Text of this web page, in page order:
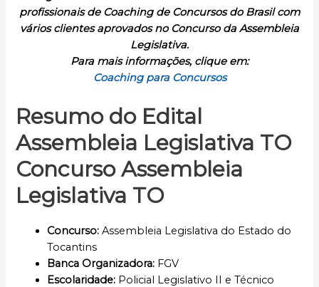
profissionais de Coaching de Concursos do Brasil com
vários clientes aprovados no Concurso da Assembleia
Legislativa.
Para mais informações, clique em:
Coaching para Concursos
Resumo do Edital
Assembleia Legislativa TO
Concurso Assembleia
Legislativa TO
Concurso: Assembleia Legislativa do Estado do
Tocantins
Banca Organizadora: FGV
Escolaridade: Policial Legislativo II e Técnico